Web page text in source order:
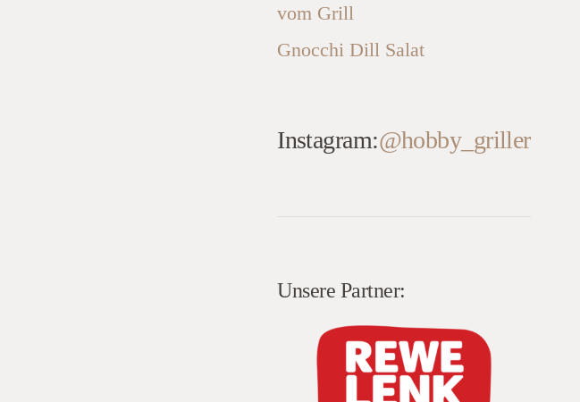
vom Grill
Gnocchi Dill Salat
Instagram:@hobby_griller
Unsere Partner: